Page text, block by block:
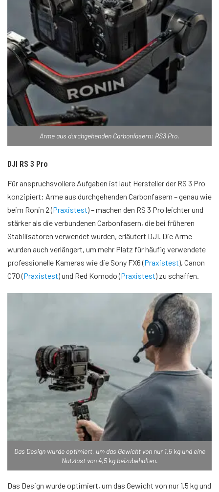
Arme aus durchgehenden Carbonfasern: RS3 Pro.
DJI RS 3 Pro
Für anspruchsvollere Aufgaben ist laut Hersteller der RS 3 Pro
konzipiert: Arme aus durchgehenden Carbonfasern – genau wie
beim Ronin 2 (Praxistest) – machen den RS 3 Pro leichter und
stärker als die verbundenen Carbonfasern, die bei früheren
Stabilisatoren verwendet wurden, erläutert DJI. Die Arme
wurden auch verlängert, um mehr Platz für häufig verwendete
professionelle Kameras wie die Sony FX6 (Praxistest), Canon
C70 (Praxistest) und Red Komodo (Praxistest) zu schaffen.
Das Design wurde optimiert, um das Gewicht von nur 1,5 kg und eine
Nutzlast von 4,5 kg beizubehalten.
Das Design wurde optimiert, um das Gewicht von nur 1,5 kg und